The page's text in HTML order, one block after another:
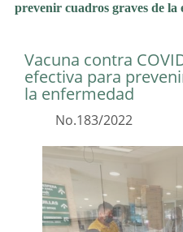
prevenir cuadros graves de la
Vacuna contra
efectiva para
la enfermedad
No.183/2022